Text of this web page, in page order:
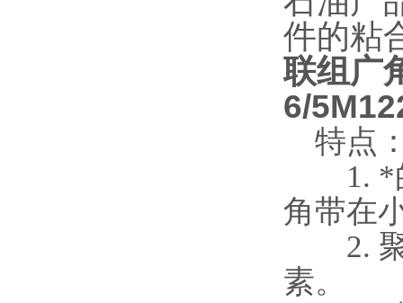
件的粘
联组广
6/
特点
1. *的
角带在
2. 聚
素。